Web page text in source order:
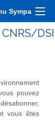
Sympa
DSI
pouvez
vous êtes